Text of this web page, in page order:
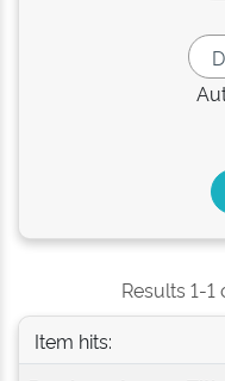
Results 1-
Item hits: